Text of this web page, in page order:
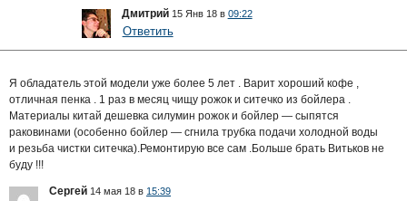
Дмитрий 15 Янв 18 в 09:22
Ответить
Я обладатель этой модели уже более 5 лет . Варит хороший кофе ,
отличная пенка . 1 раз в месяц чищу рожок и ситечко из бойлера .
Материалы китай дешевка силумин рожок и бойлер — сыпятся
раковинами (особенно бойлер — сгнила трубка подачи холодной воды
и резьба чистки ситечка).Ремонтирую все сам .Больше брать Витьков не
буду !!!
Сергей 14 мая 18 в 15:39